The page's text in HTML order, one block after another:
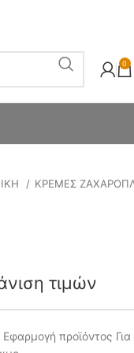
0
ΚΡΕΜΕΣ
τιμών
προϊόντος